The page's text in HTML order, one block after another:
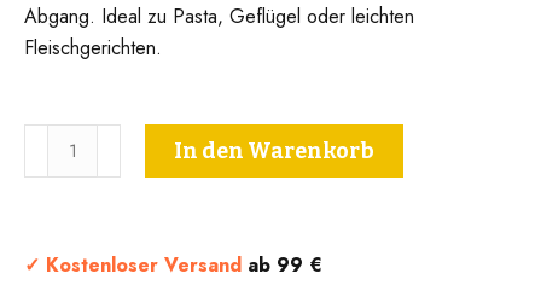
Abgang. Ideal zu Pasta, Geflügel oder leichten
Fleischgerichten.
Valpolicella
Classico
Brunelli
In den Warenkorb
✓ Kostenloser Versand ab 99 €